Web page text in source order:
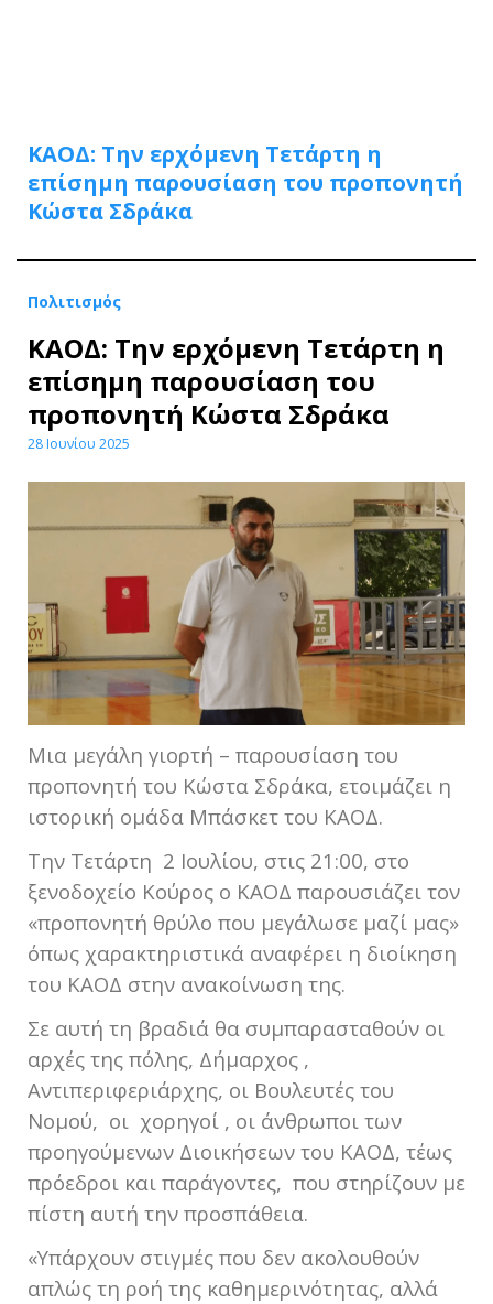
ΚΑΟΔ: Την ερχόμενη Τετάρτη η
επίσημη παρουσίαση του προπονητή
Κώστα Σδράκα
Πολιτισμός
ΚΑΟΔ: Την ερχόμενη Τετάρτη η
επίσημη παρουσίαση του
προπονητή Κώστα Σδράκα
28 Ιουνίου 2025
Μια μεγάλη γιορτή – παρουσίαση του
προπονητή του Κώστα Σδράκα, ετοιμάζει η
ιστορική ομάδα Μπάσκετ του ΚΑΟΔ.
Την Τετάρτη 2 Ιουλίου, στις 21:00, στο
ξενοδοχείο Κούρος ο ΚΑΟΔ παρουσιάζει τον
«προπονητή θρύλο που μεγάλωσε μαζί μας»
όπως χαρακτηριστικά αναφέρει η διοίκηση
του ΚΑΟΔ στην ανακοίνωση της.
Σε αυτή τη βραδιά θα συμπαρασταθούν οι
αρχές της πόλης, Δήμαρχος ,
Αντιπεριφεριάρχης, οι Βουλευτές του
Νομού, οι χορηγοί , οι άνθρωποι των
προηγούμενων Διοικήσεων του ΚΑΟΔ, τέως
πρόεδροι και παράγοντες, που στηρίζουν με
πίστη αυτή την προσπάθεια.
«Υπάρχουν στιγμές που δεν ακολουθούν
απλώς τη ροή της καθημερινότητας, αλλά